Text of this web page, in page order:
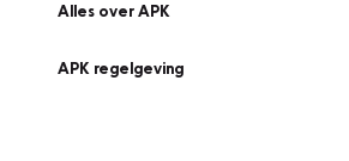
Alles over APK
APK regelgeving